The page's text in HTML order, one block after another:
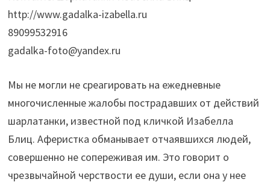
http://www.gadalka-izabella.ru
89099532916
gadalka-foto@yandex.ru
Мы не могли не среагировать на ежедневные
многочисленные жалобы пострадавших от действий
шарлатанки, известной под кличкой Изабелла
Блиц. Аферистка обманывает отчаявшихся людей,
совершенно не сопереживая им. Это говорит о
чрезвычайной черствости ее души, если она у нее